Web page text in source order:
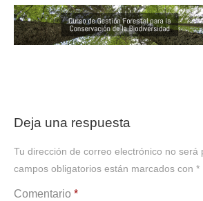
Deja una respuesta
Tu dirección de correo electrónico no será
campos obligatorios están marcados con *
Comentario *